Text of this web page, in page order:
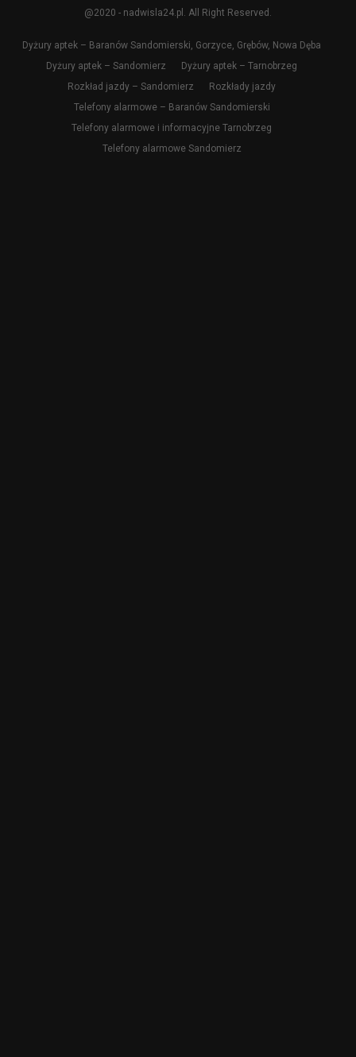
@2020 - nadwisla24.pl. All Right Reserved.
Dyżury aptek – Baranów Sandomierski, Gorzyce, Grębów, Nowa Dęba
Dyżury aptek – Sandomierz
Dyżury aptek – Tarnobrzeg
Rozkład jazdy – Sandomierz
Rozkłady jazdy
Telefony alarmowe – Baranów Sandomierski
Telefony alarmowe i informacyjne Tarnobrzeg
Telefony alarmowe Sandomierz